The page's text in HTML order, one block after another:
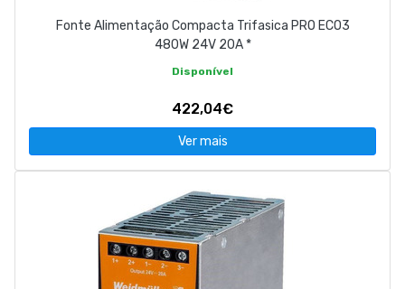
Fonte Alimentação Compacta Trifasica PRO ECO3
480W 24V 20A *
Disponível
422,04€
Ver mais